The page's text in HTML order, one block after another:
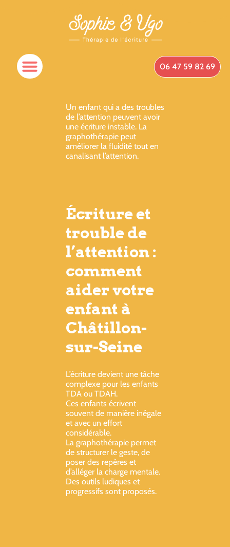
06 47 59 82 69
Un enfant qui a des troubles
de l’attention peuvent avoir
une écriture instable. La
graphothérapie peut
améliorer la fluidité tout en
canalisant l’attention.
Écriture et
trouble de
l’attention :
comment
aider votre
enfant à
Châtillon-
sur-Seine
L’écriture devient une tâche
complexe pour les enfants
TDA ou TDAH.
Ces enfants écrivent
souvent de manière inégale
et avec un effort
considérable.
La graphothérapie permet
de structurer le geste, de
poser des repères et
d’alléger la charge mentale.
Des outils ludiques et
progressifs sont proposés.